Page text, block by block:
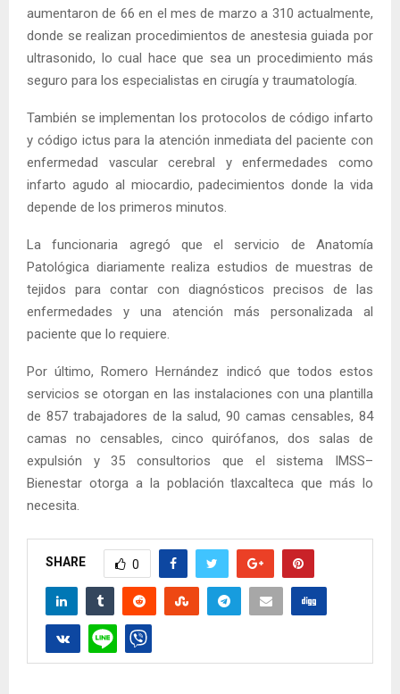
aumentaron de 66 en el mes de marzo a 310 actualmente,
donde se realizan procedimientos de anestesia guiada por
ultrasonido, lo cual hace que sea un procedimiento más
seguro para los especialistas en cirugía y traumatología.
También se implementan los protocolos de código infarto
y código ictus para la atención inmediata del paciente con
enfermedad vascular cerebral y enfermedades como
infarto agudo al miocardio, padecimientos donde la vida
depende de los primeros minutos.
La funcionaria agregó que el servicio de Anatomía
Patológica diariamente realiza estudios de muestras de
tejidos para contar con diagnósticos precisos de las
enfermedades y una atención más personalizada al
paciente que lo requiere.
Por último, Romero Hernández indicó que todos estos
servicios se otorgan en las instalaciones con una plantilla
de 857 trabajadores de la salud, 90 camas censables, 84
camas no censables, cinco quirófanos, dos salas de
expulsión y 35 consultorios que el sistema IMSS–
Bienestar otorga a la población tlaxcalteca que más lo
necesita.
SHARE 0